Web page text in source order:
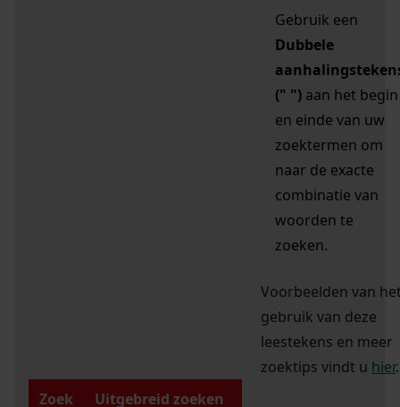
Gebruik een
Dubbele
(" ") aan het begin
en einde van uw
zoektermen om
naar de exacte
combinatie van
woorden te
zoeken.
Voorbeelden van
gebruik van deze
leestekens en meer
zoektips vindt u hier.
Zoek
Uitgebreid zoeken